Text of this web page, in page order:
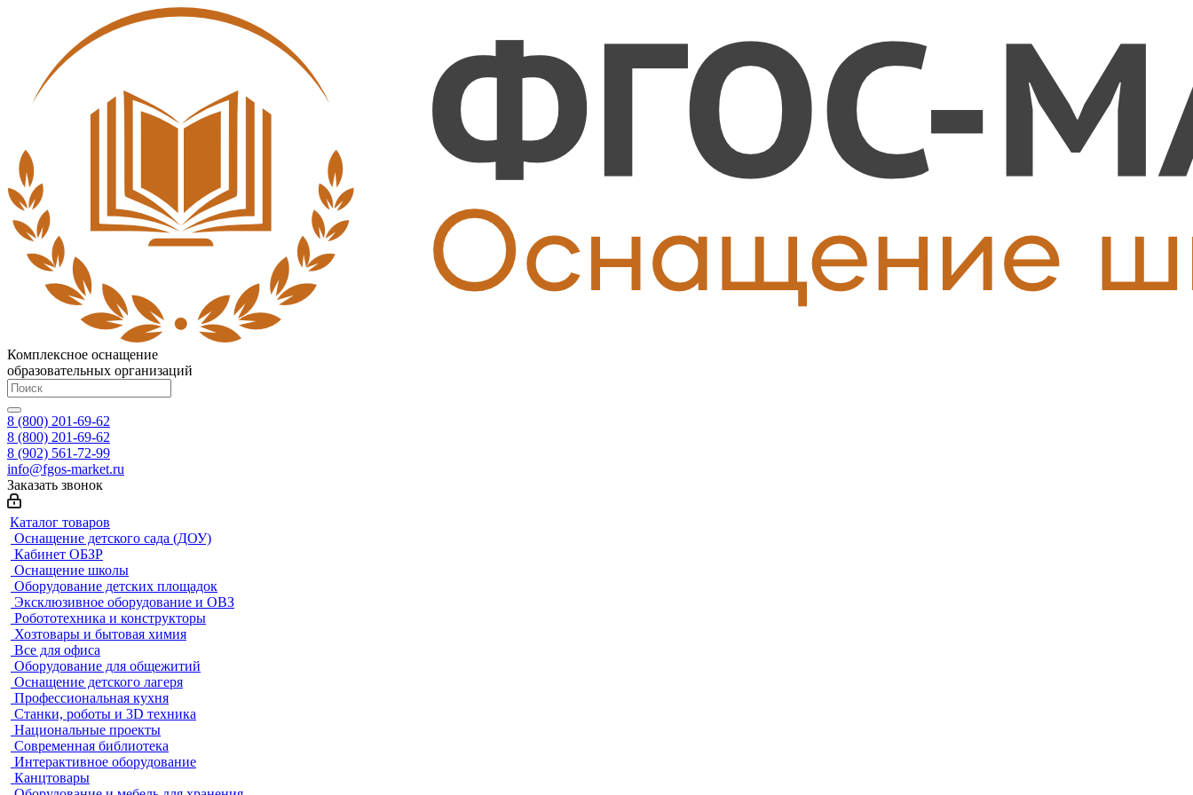
Комплексное оснащение
образовательных организаций
8 (800) 201-69-62
8 (800) 201-69-62
8 (902) 561-72-99
info@fgos-market.ru
Заказать звонок
Каталог товаров
Оснащение детского сада (ДОУ)
Кабинет ОБЗР
Оснащение школы
Оборудование детских площадок
Эксклюзивное оборудование и ОВЗ
Робототехника и конструкторы
Хозтовары и бытовая химия
Все для офиса
Оборудование для общежитий
Оснащение детского лагеря
Профессиональная кухня
Станки, роботы и 3D техника
Национальные проекты
Современная библиотека
Интерактивное оборудование
Канцтовары